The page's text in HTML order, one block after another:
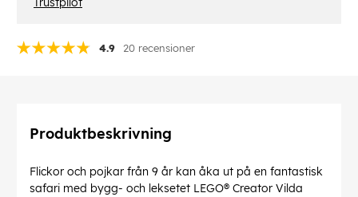
4.9 20 recensioner
Produktbeskrivning
Flickor och pojkar från 9 år kan åka ut på en fantastisk
safari med bygg- och leksetet LEGO® Creator Vilda